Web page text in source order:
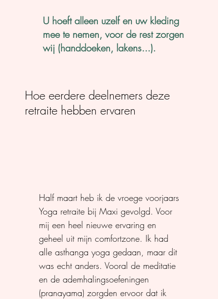
U hoeft alleen uzelf en uw kleding
mee te nemen, voor de rest zorgen
wij (handdoeken, lakens...).
Hoe eerdere deelnemers deze
retraite hebben ervaren
Half maart heb ik de vroege voorjaars
Yoga retraite bij Maxi gevolgd. Voor
mij een heel nieuwe ervaring en
geheel uit mijn comfortzone. Ik had
alle asthanga yoga gedaan, maar dit
was echt anders. Vooral de meditatie
en de ademhalingsoefeningen
(pranayama) zorgden ervoor dat ik